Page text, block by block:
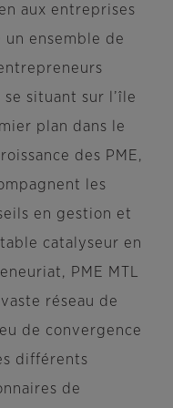
aux entreprises
ensemble de
situant sur l’île
plan dans le
des PME,
les
en gestion et
catalyseur en
PME MTL
réseau de
de convergence
différents
de